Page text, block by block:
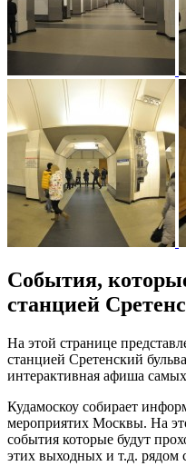
События,
станцией
На этой странице
станцией Сретенский
интерактивная афиша
Кудамоскоу собирает
мероприятих Москвы. На
события которые будут
этих выходных и т.д. рядом